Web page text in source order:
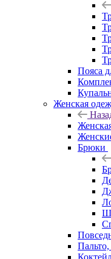
Пояса
Женская
Брюки